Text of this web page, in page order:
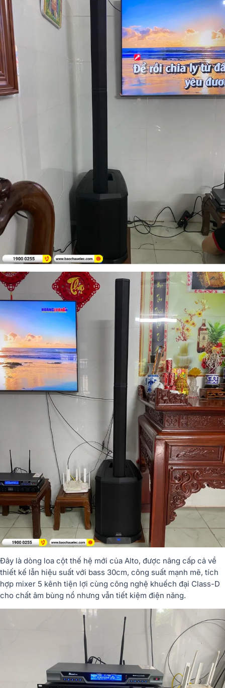
Đây là dòng loa cột thế hệ mới của Alto, được nâng cấp cả về
thiết kế lẫn hiệu suất với bass 30cm, công suất mạnh mẽ, tích
hợp mixer 5 kênh tiện lợi cùng công nghệ khuếch đại Class-D
cho chất âm bùng nổ nhưng vẫn tiết kiệm điện năng.